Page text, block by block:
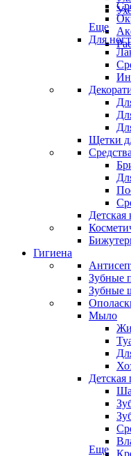
Еще
Для
Щетки
Детская
Гигиена
Зубные
Зубные
Мыло
Детская
Еще